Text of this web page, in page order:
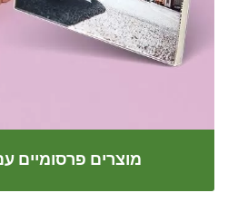
מוצרים פרסומיים